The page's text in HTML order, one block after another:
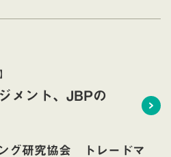
メント、JBPの
グ研究協会 トレードマ